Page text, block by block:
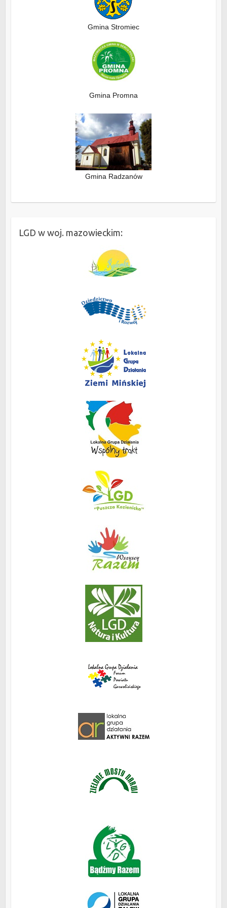
Gmina Stromiec
Gmina Promna
Gmina Radzanów
LGD w woj. mazowieckim: